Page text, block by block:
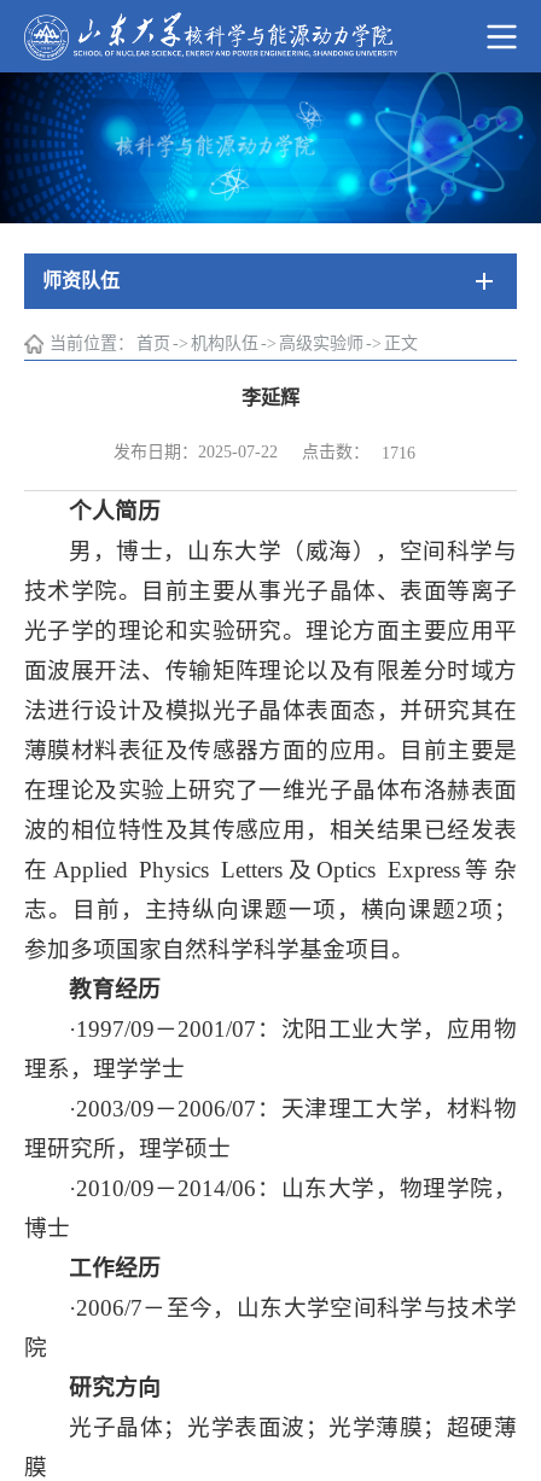
师资队伍
当前位置： 首页 -> 机构队伍 -> 高级实验师 -> 正文
李延辉
发布日期：2025-07-22 点击数： 1716
个人简历
男，博士，山东大学（威海），空间科学与
技术学院。目前主要从事光子晶体、表面等离子
光子学的理论和实验研究。理论方面主要应用平
面波展开法、传输矩阵理论以及有限差分时域方
法进行设计及模拟光子晶体表面态，并研究其在
薄膜材料表征及传感器方面的应用。目前主要是
在理论及实验上研究了一维光子晶体布洛赫表面
波的相位特性及其传感应用，相关结果已经发表
在Applied Physics Letters及Optics Express等杂
志。目前，主持纵向课题一项，横向课题2项；
参加多项国家自然科学科学基金项目。
教育经历
·1997/09－2001/07：沈阳工业大学，应用物
理系，理学学士
·2003/09－2006/07：天津理工大学，材料物
理研究所，理学硕士
·2010/09－2014/06：山东大学，物理学院，
博士
工作经历
·2006/7－至今，山东大学空间科学与技术学
院
研究方向
光子晶体；光学表面波；光学薄膜；超硬薄
膜